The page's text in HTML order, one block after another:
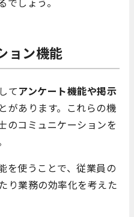
ョン機能
てアンケート機能や掲示
があります。これらの機
のコミュニケーションを
を使うことで、従業員の
り業務の効率化を考えた